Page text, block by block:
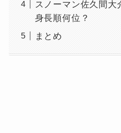
スノーマン佐久間大
身長順何位？
まとめ